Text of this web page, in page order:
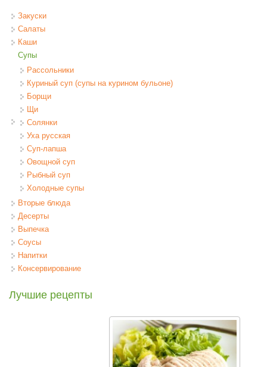
Закуски
Салаты
Каши
Супы
Рассольники
Куриный суп (супы на курином бульоне)
Борщи
Щи
Солянки
Уха русская
Суп-лапша
Овощной суп
Рыбный суп
Холодные супы
Вторые блюда
Десерты
Выпечка
Соусы
Напитки
Консервирование
Лучшие рецепты